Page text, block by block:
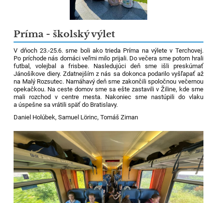
Príma - školský výlet
V dňoch 23.-25.6. sme boli ako trieda Príma na výlete v Terchovej.
Po príchode nás domáci veľmi milo prijali. Do večera sme potom hrali
futbal, volejbal a frisbee. Nasledujúci deň sme išli preskúmať
Jánošíkove diery. Zdatnejším z nás sa dokonca podarilo vyšľapať až
na Malý Rozsutec. Namáhavý deň sme zakončili spoločnou večernou
opekačkou. Na ceste domov sme sa ešte zastavili v Žiline, kde sme
mali rozchod v centre mesta. Nakoniec sme nastúpili do vlaku
a úspešne sa vrátili späť do Bratislavy.
Daniel Holúbek, Samuel Lörinc, Tomáš Ziman